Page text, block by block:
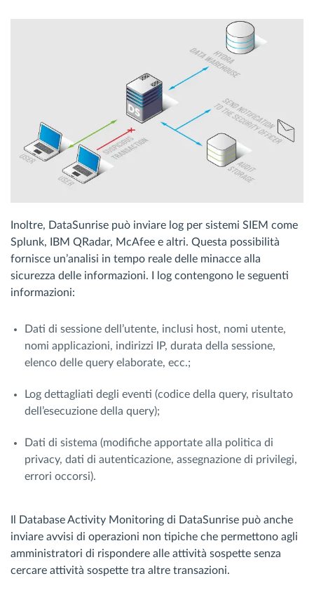
Inoltre, DataSunrise può inviare log per sistemi SIEM come
Splunk, IBM QRadar, McAfee e altri. Questa possibilità
fornisce un’analisi in tempo reale delle minacce alla
sicurezza delle informazioni. I log contengono le seguenti
informazioni:
Dati di sessione dell’utente, inclusi host, nomi utente,
nomi applicazioni, indirizzi IP, durata della sessione,
elenco delle query elaborate, ecc.;
Log dettagliati degli eventi (codice della query, risultato
dell’esecuzione della query);
Dati di sistema (modifiche apportate alla politica di
privacy, dati di autenticazione, assegnazione di privilegi,
errori occorsi).
Il Database Activity Monitoring di DataSunrise può anche
inviare avvisi di operazioni non tipiche che permettono agli
amministratori di rispondere alle attività sospette senza
cercare attività sospette tra altre transazioni.